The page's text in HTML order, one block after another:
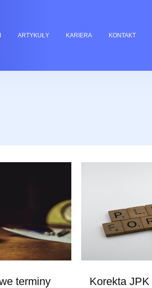
ARTYKUŁY KARIERA KONTAKT
terminy Korekta